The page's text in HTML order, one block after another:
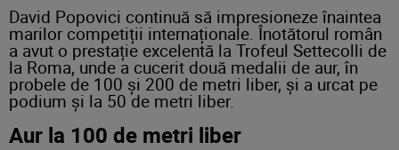
David Popovici continuă să impresioneze înaintea
marilor competiții internaționale. Înotătorul român
a avut o prestație excelentă la Trofeul Settecolli de
la Roma, unde a cucerit două medalii de aur, în
probele de 100 și 200 de metri liber, și a urcat pe
podium și la 50 de metri liber.
Aur la 100 de metri liber